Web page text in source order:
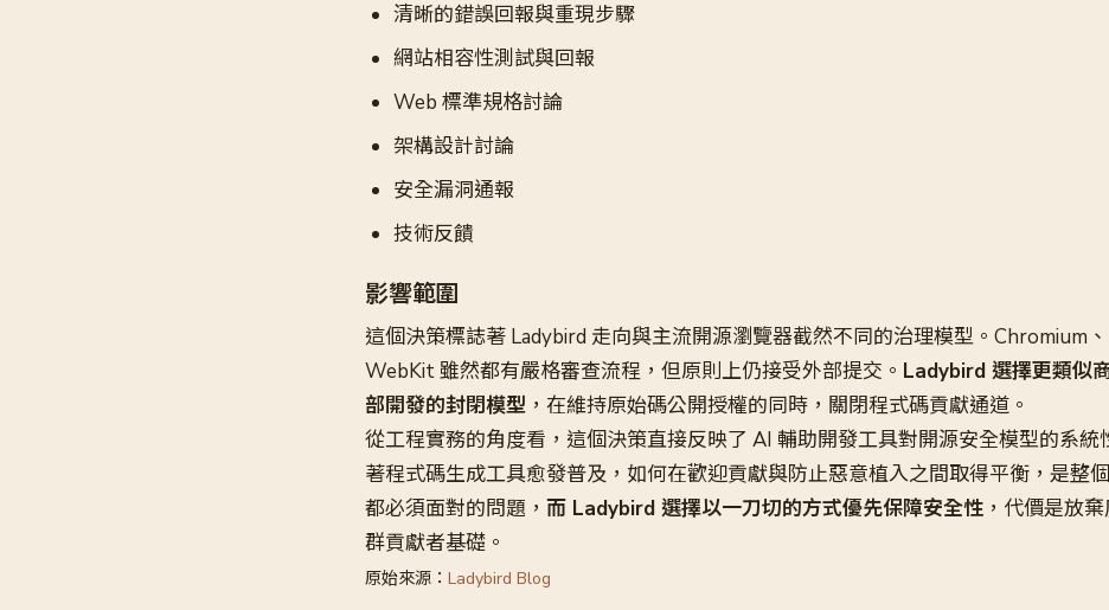
清晰的錯誤回報與重現步驟
網站相容性測試與回報
Web 標準規格討論
架構設計討論
安全漏洞通報
技術反饋
影響範圍
這個決策標誌著 Ladybird 走向與主流開源瀏覽器截然不同的治理模型。Chromium
WebKit 雖然都有嚴格審查流程，但原則上仍接受外部提交。 Ladybird 選擇更類似
部開發的封閉模型 ，在維持原始碼公開授權的同時，關閉程式碼貢獻通道。
從工程實務的角度看，這個決策直接反映了 AI 輔助開發工具對開源安全模型的系統
著程式碼生成工具愈發普及，如何在歡迎貢獻與防止惡意植入之間取得平衡，是整
都必須面對的問題， 而 Ladybird 選擇以一刀切的方式優先保障安全性 ，代價是放
群貢獻者基礎。
原始來源： Ladybird Blog